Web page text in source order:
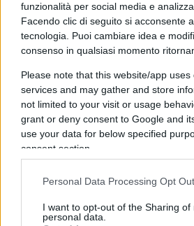
funzionalità per social media e
Facendo clic di seguito si acconsente
tecnologia. Puoi cambiare idea e
consenso in qualsiasi momento
Please note that this website/app
services and may gather and store
not limited to your visit or usage
grant or deny consent to Google and
use your data for below specified
consent section.
Personal Data Processing Opt
I want to opt-out of the Sharing of
personal data.
Però… però ovviamente i
domandato a Meloni anche un
recente separazione col padre